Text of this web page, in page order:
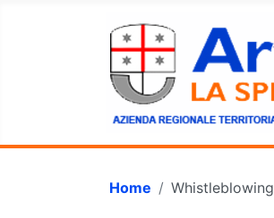
Home Whistleblowing